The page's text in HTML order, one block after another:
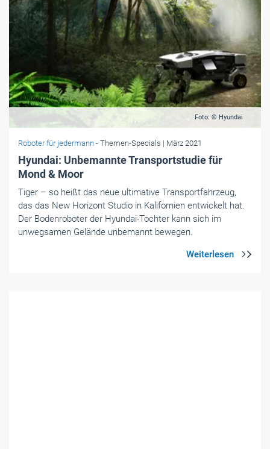
Foto: © Hyundai
Roboter für jedermann - Themen-Specials | März 2021
Hyundai: Unbemannte Transportstudie für
Mond & Moor
Tiger – so heißt das neue ultimative Transportfahrzeug,
das das New Horizont Studio in Kalifornien entwickelt hat.
Der Bodenroboter der Hyundai-Tochter kann sich im
unwegsamen Gelände unbemannt bewegen.